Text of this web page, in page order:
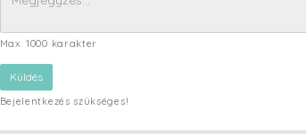
Max. 1000 karakter
Bejelentkezés szükséges!